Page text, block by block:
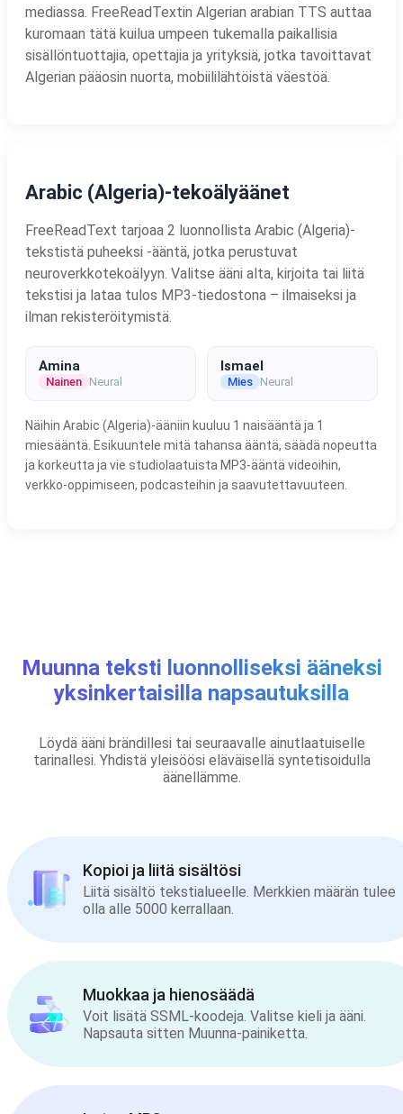
mediassa. FreeReadTextin Algerian arabian TTS auttaa
kuromaan tätä kuilua umpeen tukemalla paikallisia
sisällöntuottajia, opettajia ja yrityksiä, jotka tavoittavat
Algerian pääosin nuorta, mobiililähtöistä väestöä.
Arabic (Algeria)-tekoälyäänet
FreeReadText tarjoaa 2 luonnollista Arabic (Algeria)-
tekstistä puheeksi -ääntä, jotka perustuvat
neuroverkkotekoälyyn. Valitse ääni alta, kirjoita tai liitä
tekstisi ja lataa tulos MP3-tiedostona – ilmaiseksi ja
ilman rekisteröitymistä.
Amina
Nainen Neural
Ismael
Mies Neural
Näihin Arabic (Algeria)-ääniin kuuluu 1 naisääntä ja 1
miesääntä. Esikuuntele mitä tahansa ääntä, säädä nopeutta
ja korkeutta ja vie studiolaatuista MP3-ääntä videoihin,
verkko-oppimiseen, podcasteihin ja saavutettavuuteen.
Muunna teksti luonnolliseksi ääneksi
yksinkertaisilla napsautuksilla
Löydä ääni brändillesi tai seuraavalle ainutlaatuiselle
tarinallesi. Yhdistä yleisöösi eläväisellä syntetisoidulla
äänellämme.
Kopioi ja liitä sisältösi
Liitä sisältö tekstialueelle. Merkkien määrän tulee
olla alle 5000 kerrallaan.
Muokkaa ja hienosäädä
Voit lisätä SSML-koodeja. Valitse kieli ja ääni.
Napsauta sitten Muunna-painiketta.